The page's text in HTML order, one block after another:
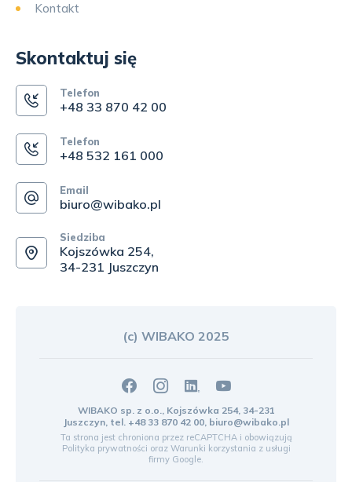
Kontakt
Skontaktuj się
Telefon
+48 33 870 42 00
Telefon
+48 532 161 000
Email
biuro@wibako.pl
Siedziba
Kojszówka 254,
34-231 Juszczyn
(c) WIBAKO 2025
WIBAKO sp. z o.o., Kojszówka 254, 34-231
Juszczyn, tel. +48 33 870 42 00, biuro@wibako.pl
Ta strona jest chroniona przez reCAPTCHA i obowiązują
Polityka prywatności oraz Warunki korzystania z usługi
firmy Google.